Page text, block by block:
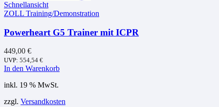
Schnellansicht
ZOLL Training/Demonstration
Powerheart G5 Trainer mit ICPR
449,00 €
UVP: 554,54 €
In den Warenkorb
inkl. 19 % MwSt.
zzgl. Versandkosten